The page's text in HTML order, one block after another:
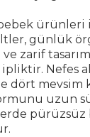
ürünleri
günlük
zarif
Nefes
dört mevsim
uzun
pürüzsüz